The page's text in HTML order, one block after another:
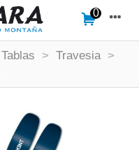
0
Tablas > Travesia >